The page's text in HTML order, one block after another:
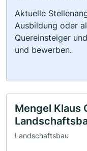
Aktuelle
Ausbildung oder
Quereinsteiger
und bewerben.
Mengel Klaus
Landschaftsbau